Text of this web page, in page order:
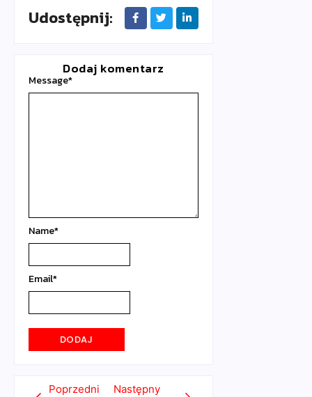
Udostępnij:
Dodaj komentarz
Message*
Name*
Email*
Poprzedni
Następny